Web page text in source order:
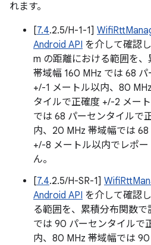
れます。
[7.4.2.5/H-1-1]
Android API を介して確認
m の距離における範囲を、
帯域幅 160 MHz では 68
+/-1 メートル以内、80
タイルで正確度 +/-2 メー
では 68 パーセンタイルで
内、20 MHz 帯域幅では
+/-8 メートル以内でレポ
ん。
[7.4.2.5/H-SR-1]
Android API を介して確認
る範囲を、累積分布関数
では 90 パーセンタイルで
内、80 MHz 帯域幅では